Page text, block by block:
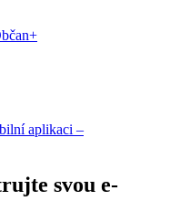
aplikaci –
svou e-